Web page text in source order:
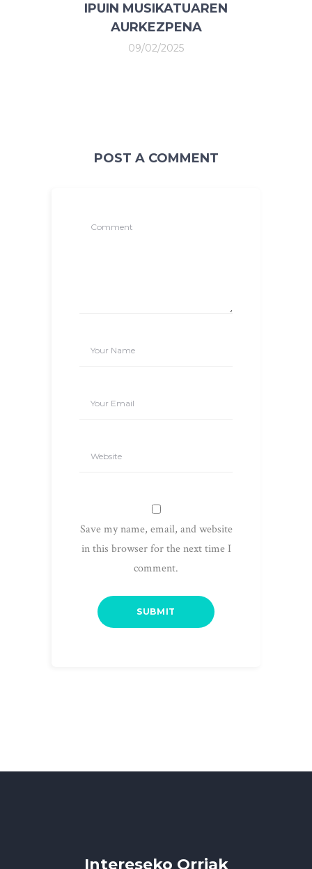
IPUIN MUSIKATUAREN
AURKEZPENA
09/02/2025
POST A COMMENT
Save my name, email, and website
in this browser for the next time I
comment.
Intereseko Orriak